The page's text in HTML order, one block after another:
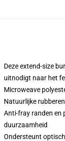
Deze extend-size
uitnodigt naar het
Microweave
Natuurlijke
Anti-fray randen en
duurzaamheid
Ondersteunt